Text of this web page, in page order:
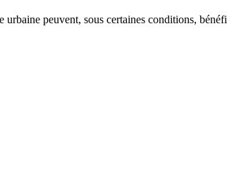
peuvent, sous certaines conditions,